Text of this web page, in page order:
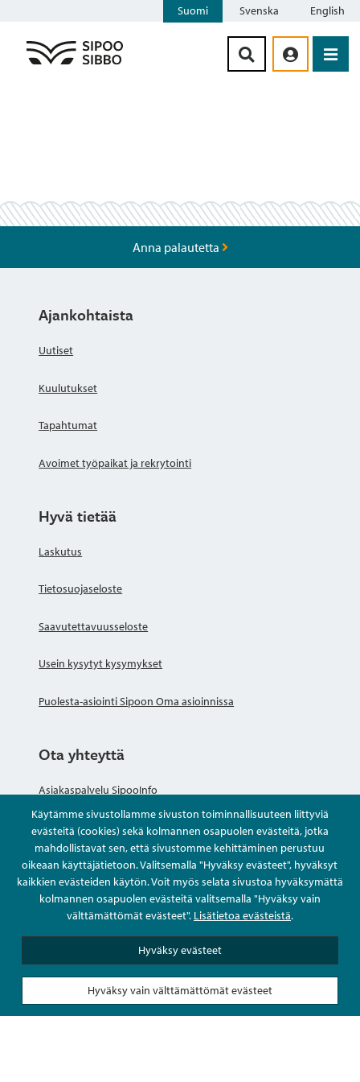
Suomi Svenska English
Käytämme sivustollamme sivuston toiminnallisuuteen liittyviä
evästeitä (cookies) sekä kolmannen osapuolen evästeitä, jotka
mahdollistavat sen, että sivustomme kehittäminen perustuu
oikeaan käyttäjätietoon. Valitsemalla "Hyväksy evästeet", hyväksyt
kaikkien evästeiden käytön. Voit myös selata sivustoa hyväksymättä
kolmannen osapuolen evästeitä valitsemalla "Hyväksy vain
välttämättömät evästeet". Lisätietoa evästeistä.
Hyväksy evästeet
Hyväksy vain välttämättömät evästeet
Anna palautetta
Ajankohtaista
Uutiset
Kuulutukset
Tapahtumat
Avoimet työpaikat ja rekrytointi
Hyvä tietää
Laskutus
Tietosuojaseloste
Saavutettavuusseloste
Usein kysytyt kysymykset
Puolesta-asiointi Sipoon Oma asioinnissa
Ota yhteyttä
Asiakaspalvelu SipooInfo
Anna palautetta nimettömästi
Kysy tai asioi
Yhteystiedot